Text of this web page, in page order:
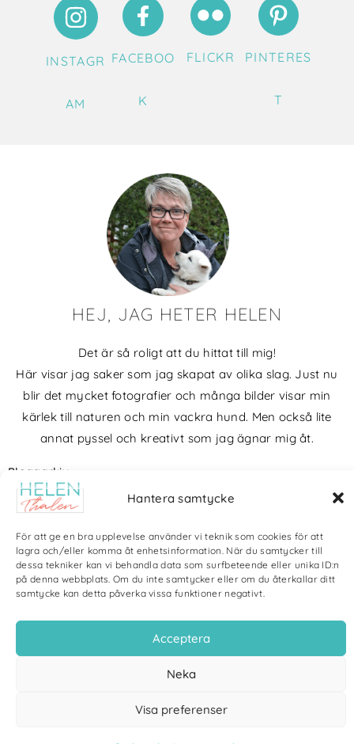
Hantera samtycke
För att ge en bra upplevelse använder vi teknik som cookies för att
lagra och/eller komma åt enhetsinformation. När du samtycker till
dessa tekniker kan vi behandla data som surfbeteende eller unika ID:n
på denna webbplats. Om du inte samtycker eller om du återkallar ditt
samtycke kan detta påverka vissa funktioner negativt.
Acceptera
Neka
Visa preferenser
INSTAGR
AM
FACEBOO
K
FLICKR PINTERES
T
HEJ, JAG HETER HELEN
Det är så roligt att du hittat till mig!
Här visar jag saker som jag skapat av olika slag. Just nu
blir det mycket fotografier och många bilder visar min
kärlek till naturen och min vackra hund. Men också lite
annat pyssel och kreativt som jag ägnar mig åt.
Bloggarkiv
Copyright Helen Thalen 2026 – All rights reserved. |Integritetspolicy|
Cookiepolicy| Produktion och sponsor: CoreIT, Örnsköldsvik